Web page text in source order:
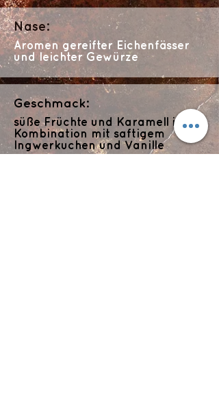
Nase:
Aromen gereifter Eichenfässer
und leichter Gewürze
Geschmack:
süße Früchte und Karamell in
Kombination mit saftigem
Ingwerkuchen und Vanille